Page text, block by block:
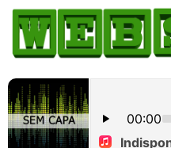
HOME
COMO ANUNCIAR
JORNAIS DO BRASIL
PODCAST/NOTÍCIAS
AS NOTÍCIAS DO DIA